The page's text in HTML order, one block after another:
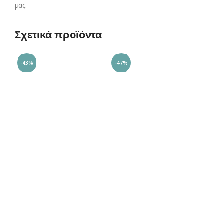
μας.
Σχετικά προϊόντα
-43% -47%